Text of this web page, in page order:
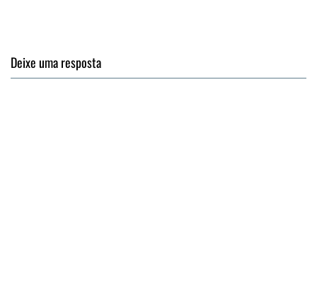
Deixe uma resposta